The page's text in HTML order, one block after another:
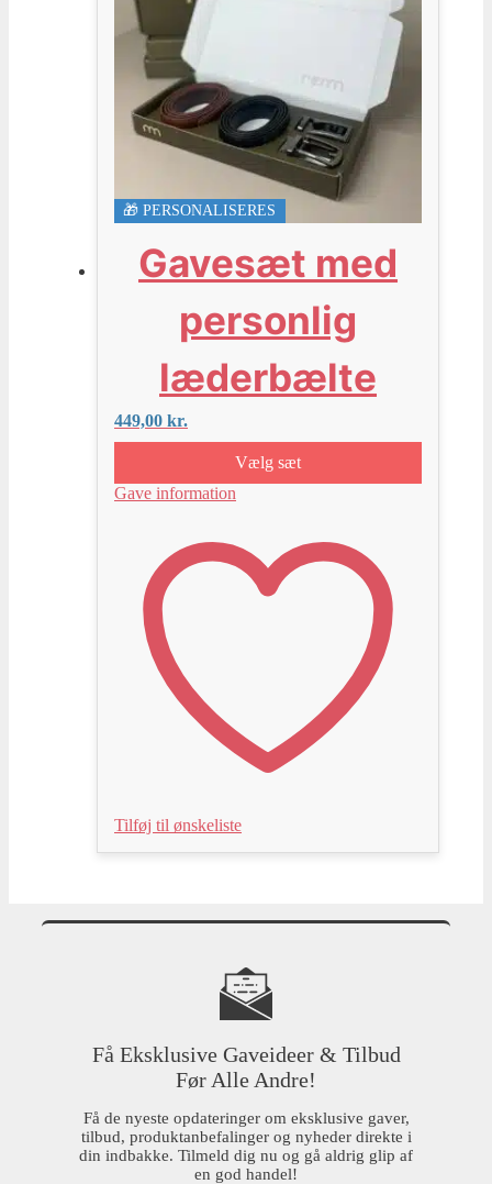
🎁 PERSONALISERES
Gavesæt med
personlig
læderbælte
449,00 kr.
Vælg sæt
Gave information
Tilføj til ønskeliste
Få Eksklusive Gaveideer & Tilbud
Før Alle Andre!
Få de nyeste opdateringer om eksklusive gaver,
tilbud, produktanbefalinger og nyheder direkte i
din indbakke. Tilmeld dig nu og gå aldrig glip af
en god handel!